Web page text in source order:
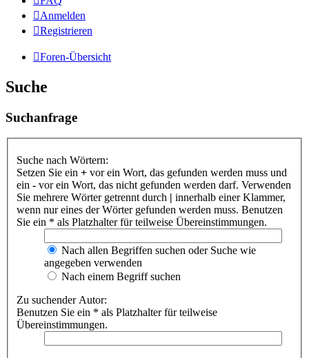
Anmelden
Registrieren
Foren-Übersicht
Suche
Suchanfrage
Suche nach Wörtern:
Setzen Sie ein + vor ein Wort, das gefunden werden muss und
ein - vor ein Wort, das nicht gefunden werden darf. Verwenden
Sie mehrere Wörter getrennt durch | innerhalb einer Klammer,
wenn nur eines der Wörter gefunden werden muss. Benutzen
Sie ein * als Platzhalter für teilweise Übereinstimmungen.
Nach allen Begriffen suchen oder Suche wie
angegeben verwenden
Nach einem Begriff suchen
Zu suchender Autor:
Benutzen Sie ein * als Platzhalter für teilweise
Übereinstimmungen.